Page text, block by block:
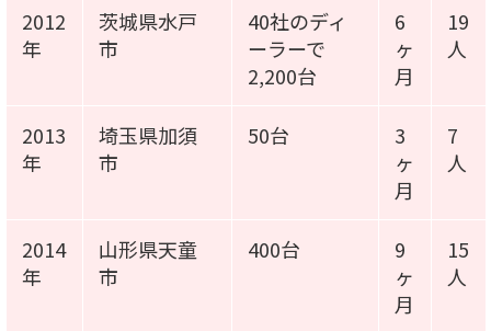
2012
年
茨城県水戸
市
40社のディ
ーラーで
2,200台
6
ヶ
月
19
人
2013
年
埼玉県加須
市
50台
3
ヶ
月
7
人
2014
年
山形県天童
市
400台
9
ヶ
月
15
人